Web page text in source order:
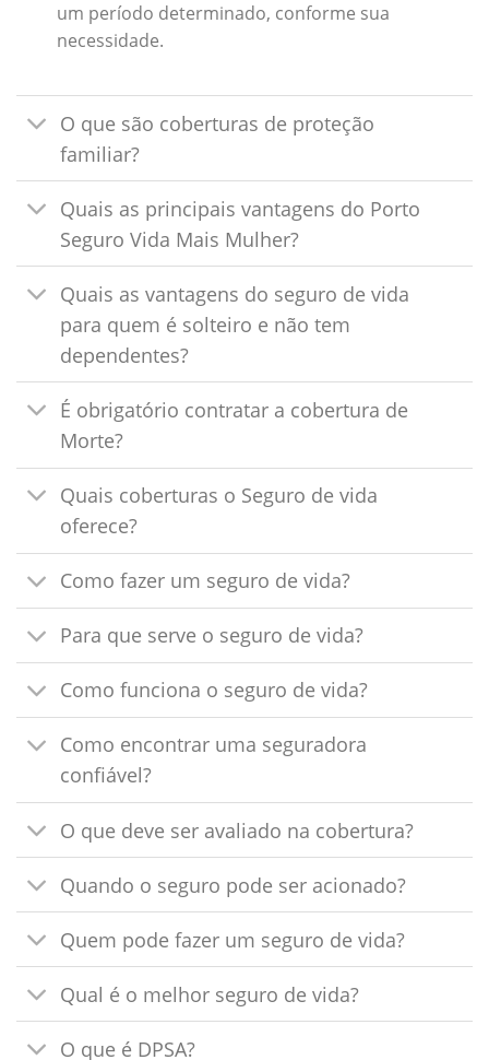
um período determinado, conforme sua
necessidade.
O que são coberturas de proteção
familiar?
Quais as principais vantagens do Porto
Seguro Vida Mais Mulher?
Quais as vantagens do seguro de vida
para quem é solteiro e não tem
dependentes?
É obrigatório contratar a cobertura de
Morte?
Quais coberturas o Seguro de vida
oferece?
Como fazer um seguro de vida?
Para que serve o seguro de vida?
Como funciona o seguro de vida?
Como encontrar uma seguradora
confiável?
O que deve ser avaliado na cobertura?
Quando o seguro pode ser acionado?
Quem pode fazer um seguro de vida?
Qual é o melhor seguro de vida?
O que é DPSA?